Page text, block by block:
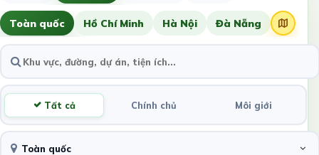
Toàn quốc Hồ Chí Minh Hà Nội Đà Nẵng
Tất cả Chính chủ Môi giới
Toàn quốc